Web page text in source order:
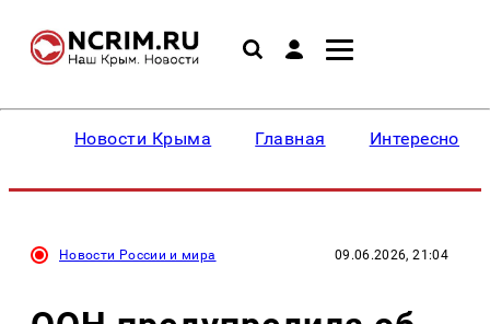
Новости Крыма Главная Интересное
Новости России и мира 09.06.2026, 21:04